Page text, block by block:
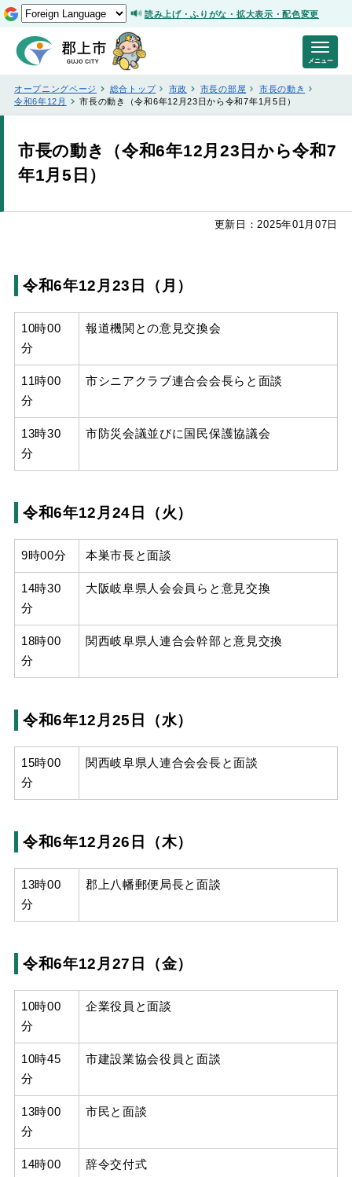
読み上げ・ふりがな・拡大表示・配色変更
オープニングページ 総合トップ 市政 市長の部屋
市長の動き
令和6年12月
市長の動き（令和6年12月23日から令和7年1月5日）
市長の動き（令和6年12月23日から令和7
年1月5日）
更新日：2025年01月07日
令和6年12月23日（月）
10時00
分
報道機関との意見交換会
11時00
分
市シニアクラブ連合会会長らと面談
13時30
分
市防災会議並びに国民保護協議会
令和6年12月24日（火）
9時00分 本巣市長と面談
14時30
分
大阪岐阜県人会会員らと意見交換
18時00
分
関西岐阜県人連合会幹部と意見交換
令和6年12月25日（水）
15時00
分
関西岐阜県人連合会会長と面談
令和6年12月26日（木）
13時00
分
郡上八幡郵便局長と面談
令和6年12月27日（金）
10時00
分
企業役員と面談
10時45
分
市建設業協会役員と面談
13時00
分
市民と面談
14時00
辞令交付式
メニュー